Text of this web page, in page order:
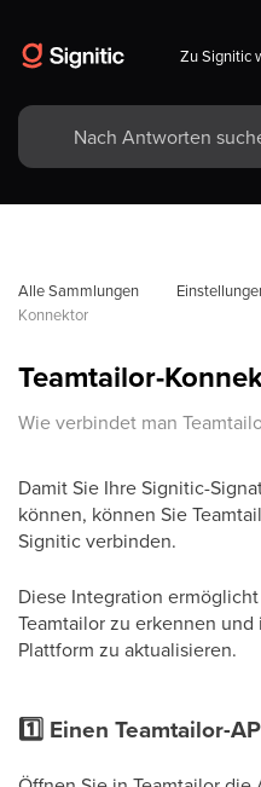
Zu Signitic
Alle Sammlungen
Konnektor
Teamtailor-
Wie verbindet man
Damit Sie Ihre Signitic-
können, können Sie
Signitic verbinden.
Diese Integration
Teamtailor zu erkennen
Plattform zu aktualisieren.
1️⃣ Einen Teamtailor-